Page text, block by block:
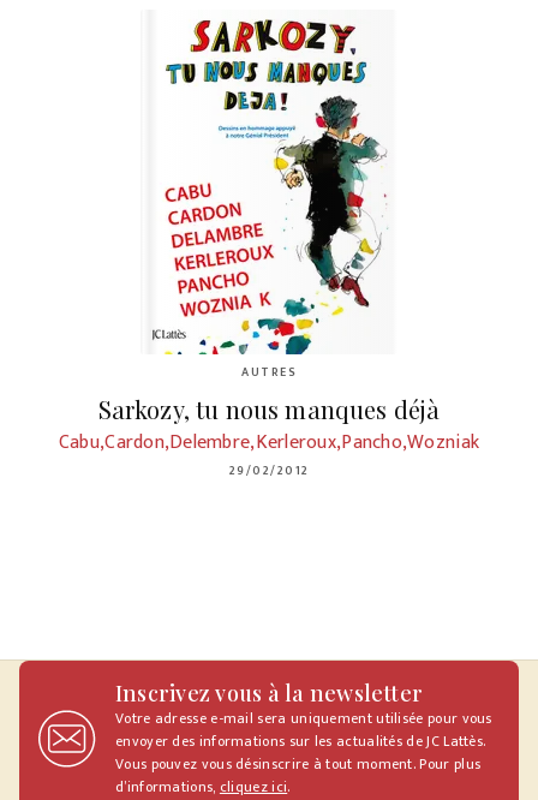
AUTRES
Sarkozy, tu nous manques déjà
Cabu,Cardon,Delembre,Kerleroux,Pancho,Wozniak
29/02/2012
Inscrivez vous à la newsletter
Votre adresse e-mail sera uniquement utilisée pour vous
envoyer des informations sur les actualités de JC Lattès.
Vous pouvez vous désinscrire à tout moment. Pour plus
d’informations, cliquez ici.